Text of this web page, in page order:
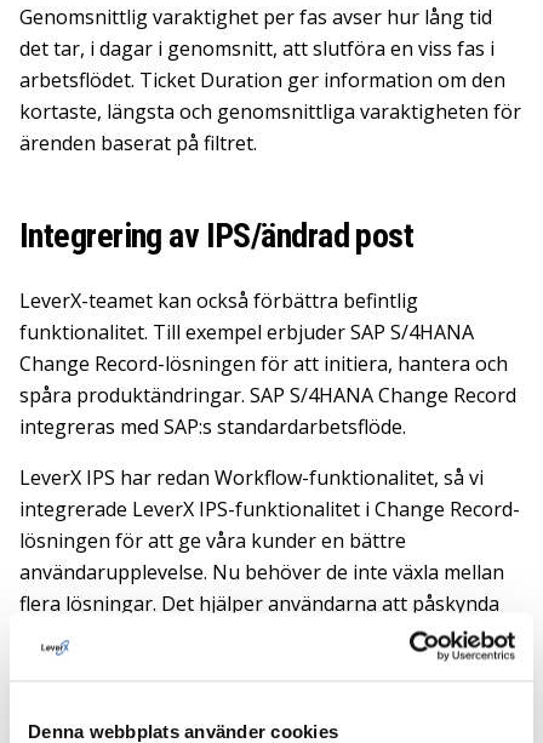
Denna webbplats använder cookies
Genomsnittlig varaktighet per fas avser hur lång tid
det tar, i dagar i genomsnitt, att slutföra en viss fas i
arbetsflödet. Ticket Duration ger information om den
kortaste, längsta och genomsnittliga varaktigheten för
ärenden baserat på filtret.
Integrering av IPS/ändrad post
LeverX-teamet kan också förbättra befintlig
funktionalitet. Till exempel erbjuder SAP S/4HANA
Change Record-lösningen för att initiera, hantera och
spåra produktändringar. SAP S/4HANA Change Record
integreras med SAP:s standardarbetsflöde.
LeverX IPS har redan Workflow-funktionalitet, så vi
integrerade LeverX IPS-funktionalitet i Change Record-
lösningen för att ge våra kunder en bättre
användarupplevelse. Nu behöver de inte växla mellan
flera lösningar. Det hjälper användarna att påskynda
arbetet och spara tid vid utförandet av operationer.
Teknikstack